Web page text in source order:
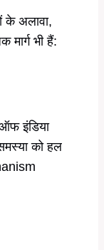
के अलावा,
भी हैं:
इंडिया
को हल